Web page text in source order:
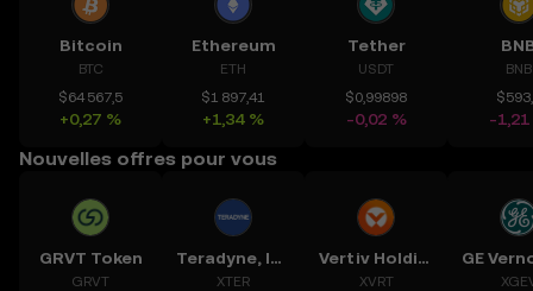
Bitcoin
BTC
$64 567,5
+0,27 %
Ethereum
ETH
$1 897,41
+1,34 %
Tether
USDT
$0,99898
-0,02 %
BNB
-1,21
Nouvelles offres pour vous
GRVT Token
GRVT
Teradyne, Inc.
XTER
Vertiv Holdings, LLC
XVRT